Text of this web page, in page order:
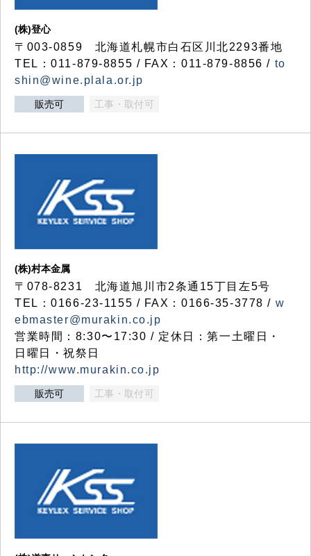
(株)登心
〒003-0859 北海道札幌市白石区川北2293番地
TEL：011-879-8855 / FAX：011-879-8856 / to
shin@wine.plala.or.jp
販売可 工事・取付可
(株)村本金属
〒078-8231 北海道旭川市2条通15丁目左5号
TEL：0166-23-1155 / FAX：0166-35-3778 / w
ebmaster@murakin.co.jp
営業時間：8:30〜17:30 / 定休日：第一土曜日・
日曜日・祝祭日
http://www.murakin.co.jp
販売可 工事・取付可